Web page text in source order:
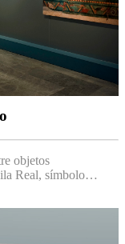
objetos
Real, símbolo…